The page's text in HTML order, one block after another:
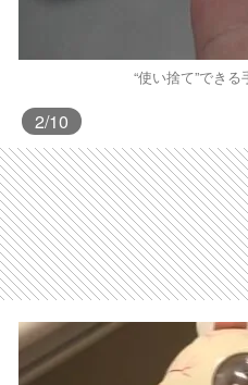
“使い捨て”でき
2/10